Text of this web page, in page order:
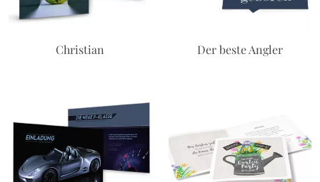
Christian Der beste Angler